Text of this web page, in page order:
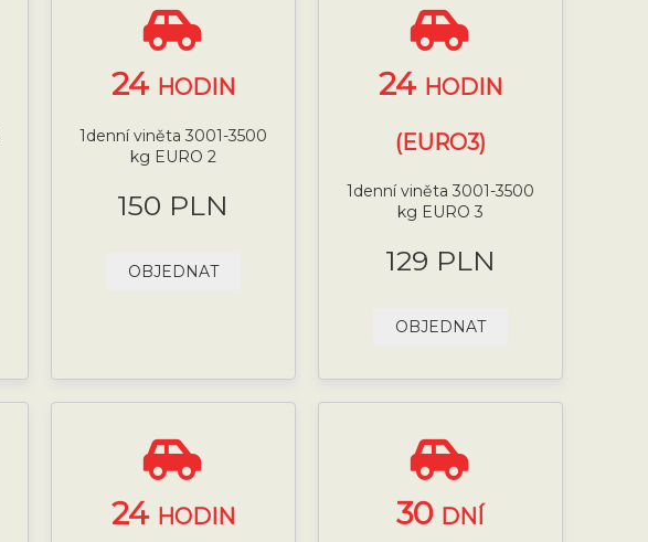
24 HODIN
1denní viněta 3001-3500
kg EURO 2
150 PLN
OBJEDNAT
24 HODIN
(EURO3)
1denní viněta 3001-3500
kg EURO 3
129 PLN
OBJEDNAT
24 HODIN 30 DNÍ